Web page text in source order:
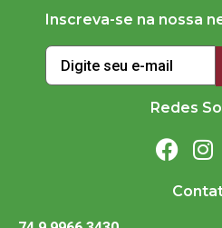
Inscreva-se na nossa
Redes